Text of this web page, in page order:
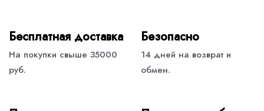
Бесплатная доставка
На покупки свыше 35000
руб.
Безопасно
14 дней на возврат и
обмен.